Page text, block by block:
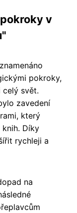
v
pokroky,
celý svět.
zavedení
který
Díky
rychleji a
na